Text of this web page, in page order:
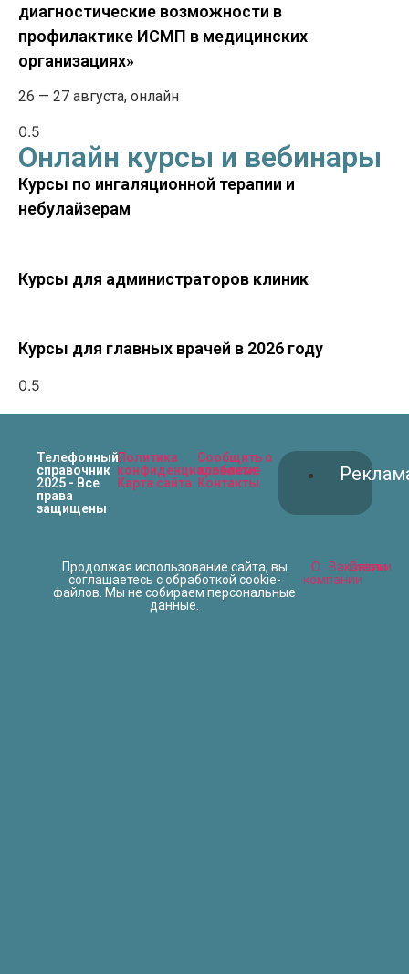
диагностические возможности в
профилактике ИСМП в медицинских
организациях»
26 — 27 августа, онлайн
Онлайн курсы и вебинары
Курсы по ингаляционной терапии и
небулайзерам
Курсы для администраторов клиник
Курсы для главных врачей в 2026 году
Телефонный
справочник
2025 - Все
права
защищены
Политика
конфиденциальности
Карта сайта
Сообщить о
проблеме
Контакты
Продолжая использование сайта, вы
соглашаетесь с обработкой cookie-
файлов. Мы не собираем персональные
данные.
О
компании
Вакансии
Статьи